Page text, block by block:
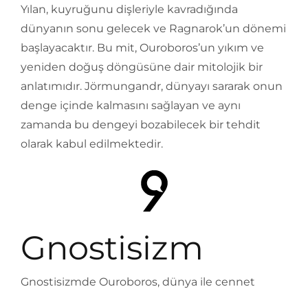
Yılan, kuyruğunu dişleriyle kavradığında
dünyanın sonu gelecek ve Ragnarok’un dönemi
başlayacaktır. Bu mit, Ouroboros’un yıkım ve
yeniden doğuş döngüsüne dair mitolojik bir
anlatımıdır. Jörmungandr, dünyayı sararak onun
denge içinde kalmasını sağlayan ve aynı
zamanda bu dengeyi bozabilecek bir tehdit
olarak kabul edilmektedir.
Gnostisizm
Gnostisizmde Ouroboros, dünya ile cennet